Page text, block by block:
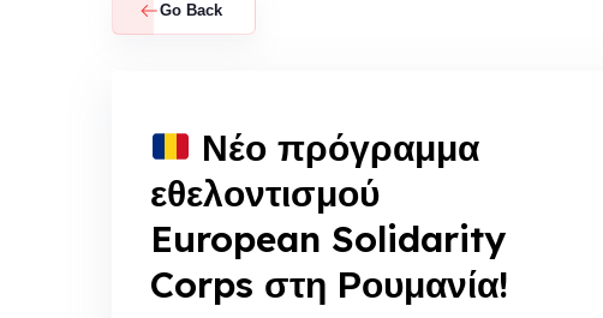
Go Back
Νέο πρόγραμμα
εθελοντισμού
European Solidarity
Corps στη Ρουμανία!